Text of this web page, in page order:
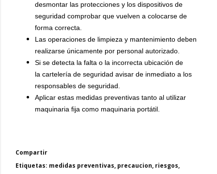
desmontar las protecciones y los dispositivos de
seguridad comprobar que vuelven a colocarse de
forma correcta.
Las operaciones de limpieza y mantenimiento deben
realizarse únicamente por personal autorizado.
Si se detecta la falta o la incorrecta ubicación de
la cartelería de seguridad avisar de inmediato a los
responsables de seguridad.
Aplicar estas medidas preventivas tanto al utilizar
maquinaria fija como maquinaria portátil.
Compartir
Etiquetas: medidas preventivas precaucion riesgos